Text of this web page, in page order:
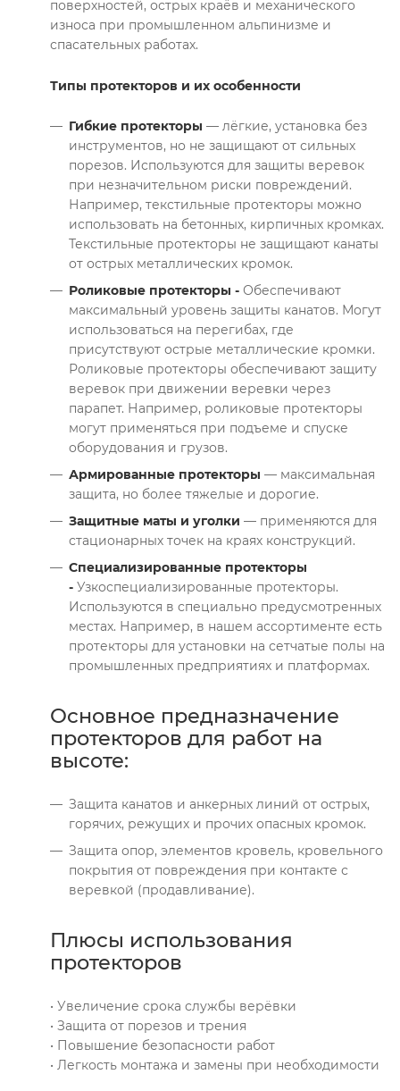
поверхностей, острых краёв и механического
износа при промышленном альпинизме и
спасательных работах.
Типы протекторов и их особенности
Гибкие протекторы — лёгкие, установка без
инструментов, но не защищают от сильных
порезов. Используются для защиты веревок
при незначительном риски повреждений.
Например, текстильные протекторы можно
использовать на бетонных, кирпичных кромках.
Текстильные протекторы не защищают канаты
от острых металлических кромок.
Роликовые протекторы - Обеспечивают
максимальный уровень защиты канатов. Могут
использоваться на перегибах, где
присутствуют острые металлические кромки.
Роликовые протекторы обеспечивают защиту
веревок при движении веревки через
парапет. Например, роликовые протекторы
могут применяться при подъеме и спуске
оборудования и грузов.
Армированные протекторы — максимальная
защита, но более тяжелые и дорогие.
Защитные маты и уголки — применяются для
стационарных точек на краях конструкций.
Специализированные протекторы
- Узкоспециализированные протекторы.
Используются в специально предусмотренных
местах. Например, в нашем ассортименте есть
протекторы для установки на сетчатые полы на
промышленных предприятиях и платформах.
Основное предназначение
протекторов для работ на
высоте:
Защита канатов и анкерных линий от острых,
горячих, режущих и прочих опасных кромок.
Защита опор, элементов кровель, кровельного
покрытия от повреждения при контакте с
веревкой (продавливание).
Плюсы использования
протекторов
• Увеличение срока службы верёвки
• Защита от порезов и трения
• Повышение безопасности работ
• Легкость монтажа и замены при необходимости